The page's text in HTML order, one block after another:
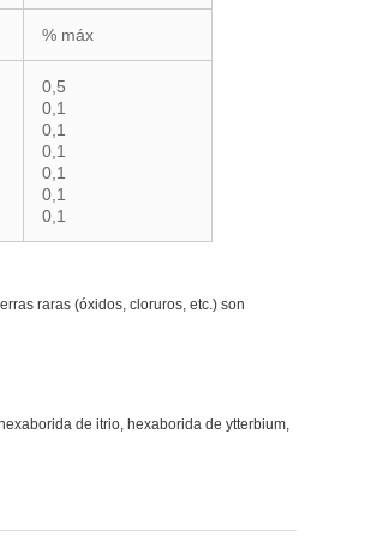
% máx
0,5
0,1
0,1
0,1
0,1
0,1
0,1
raras (óxidos, cloruros, etc.) son
de itrio, hexaborida de ytterbium,